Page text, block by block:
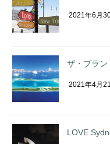
2021年6月
ザ・ブラン
2021年4月
LOVE